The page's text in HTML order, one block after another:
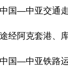
国—中亚交通
经阿克套港、
国—中亚铁路运